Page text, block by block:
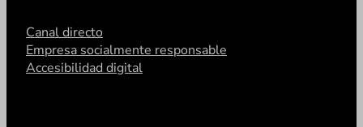
Canal directo
Empresa socialmente responsable
Accesibilidad digital